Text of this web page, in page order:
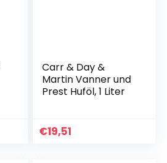
Carr & Day &
Martin Vanner und
Prest Huföl, 1 Liter
€19,51